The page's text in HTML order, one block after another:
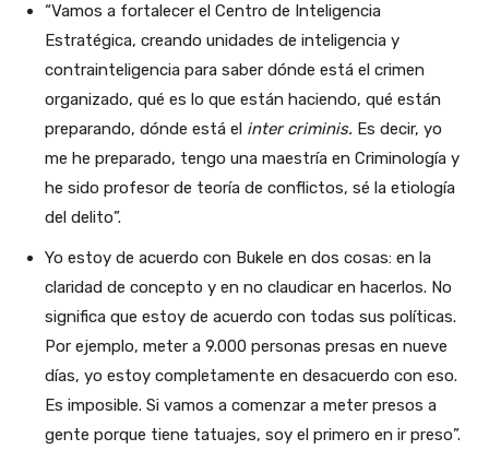
“Vamos a fortalecer el Centro de Inteligencia
Estratégica, creando unidades de inteligencia y
contrainteligencia para saber dónde está el crimen
organizado, qué es lo que están haciendo, qué están
preparando, dónde está el inter criminis. Es decir, yo
me he preparado, tengo una maestría en Criminología y
he sido profesor de teoría de conflictos, sé la etiología
del delito”.
Yo estoy de acuerdo con Bukele en dos cosas: en la
claridad de concepto y en no claudicar en hacerlos. No
significa que estoy de acuerdo con todas sus políticas.
Por ejemplo, meter a 9.000 personas presas en nueve
días, yo estoy completamente en desacuerdo con eso.
Es imposible. Si vamos a comenzar a meter presos a
gente porque tiene tatuajes, soy el primero en ir preso”.